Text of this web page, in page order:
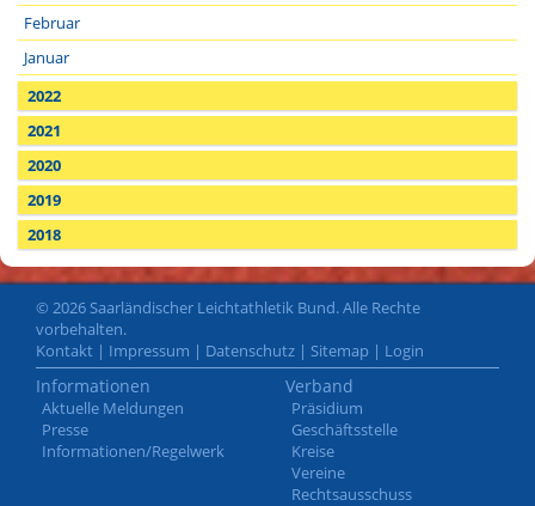
Februar
Januar
2022
2021
2020
2019
2018
© 2026 Saarländischer Leichtathletik Bund. Alle Rechte
vorbehalten.
Kontakt | Impressum | Datenschutz | Sitemap | Login
Informationen
Aktuelle Meldungen
Presse
Informationen/Regelwerk
Verband
Präsidium
Geschäftsstelle
Kreise
Vereine
Rechtsausschuss